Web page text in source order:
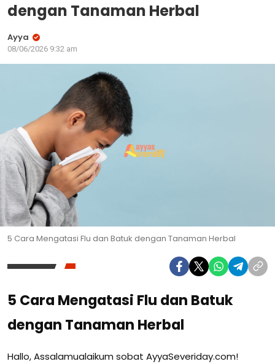
dengan Tanaman Herbal
Ayya
08/06/2026 9:32 am
5 Cara Mengatasi Flu dan Batuk dengan Tanaman Herbal
5 Cara Mengatasi Flu dan Batuk
dengan Tanaman Herbal
Hallo, Assalamualaikum sobat AyyaSeveriday.com!